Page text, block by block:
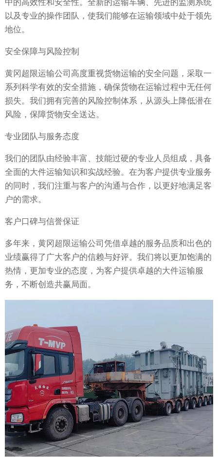
中的高效性和安全性。全新的运输车辆、先进的监测系统
以及专业的操作团队，使我们能够在运输领域中处于领先
地位。
安全保障与风险控制
黄冈超限运输公司高度重视货物运输的安全问题，采取一
系列科学有效的安全措施，确保货物在运输过程中无任何
损失。我们拥有完善的风险控制体系，从源头上降低潜在
风险，保障货物安全送达。
专业团队与服务态度
我们的团队由经验丰富、技能过硬的专业人员组成，具备
全面的大件运输知识和实战经验。在为客户提供专业服务
的同时，我们注重与客户的沟通与合作，以更好地满足客
户的需求。
客户口碑与信誉保证
多年来，黄冈超限运输公司凭借卓越的服务品质和出色的
业绩赢得了广大客户的信赖与好评。我们将以更加饱满的
热情，更加专业的态度，为客户提供卓越的大件运输服
务，不断创造共赢局面。